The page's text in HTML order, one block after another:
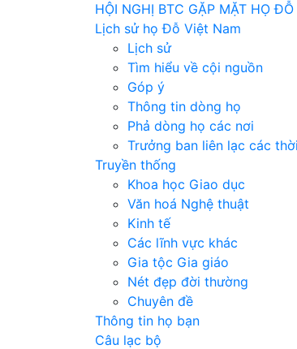
HỘI NGHỊ BTC GẶP MẶT HỌ
Lịch sử họ Đỗ Việt Nam
Lịch sử
Tìm hiểu về cội nguồn
Góp ý
Thông tin dòng họ
Phả dòng họ các nơi
Trưởng ban liên lạc các
Truyền thống
Khoa học Giao dục
Văn hoá Nghệ thuật
Kinh tế
Các lĩnh vực khác
Gia tộc Gia giáo
Nét đẹp đời thường
Chuyên đề
Thông tin họ bạn
Câu lạc bộ